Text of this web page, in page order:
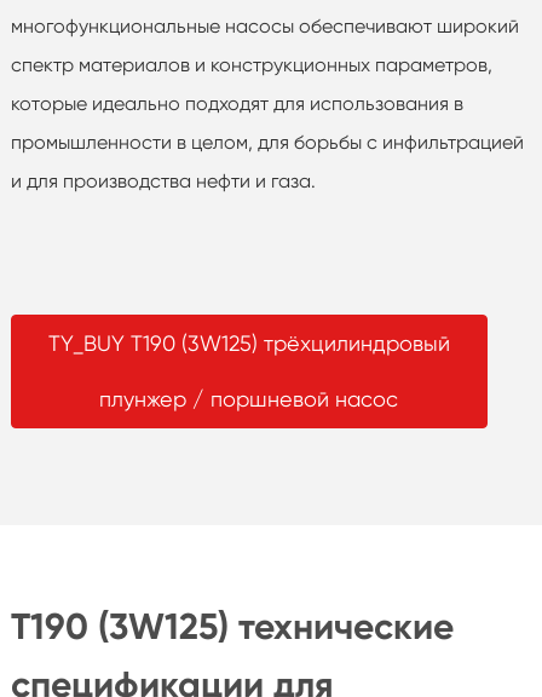
многофункциональные насосы обеспечивают широкий
спектр материалов и конструкционных параметров,
которые идеально подходят для использования в
промышленности в целом, для борьбы с инфильтрацией
и для производства нефти и газа.
TY_BUY T190 (3W125) трёхцилиндровый
плунжер / поршневой насос
T190 (3W125) технические
спецификации для